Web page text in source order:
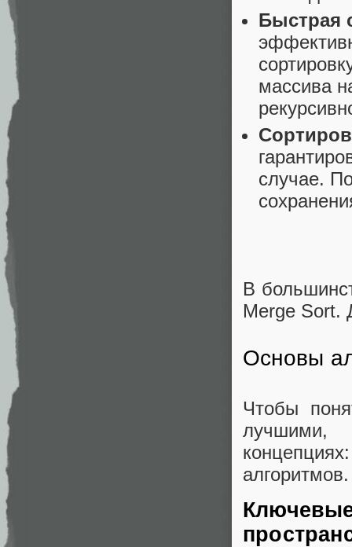
Быстрая
массива
случае.
В
Merge Sort.
Основы
Чтобы
лучшими,
алгоритмов.